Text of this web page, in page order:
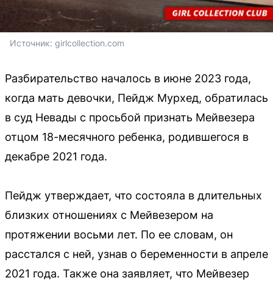
Источник: girlcollection.com
Разбирательство началось в июне 2023 года,
когда мать девочки, Пейдж Мурхед, обратилась
в суд Невады с просьбой признать Мейвезера
отцом 18-месячного ребенка, родившегося в
декабре 2021 года.
Пейдж утверждает, что состояла в длительных
близких отношениях с Мейвезером на
протяжении восьми лет. По ее словам, он
расстался с ней, узнав о беременности в апреле
2021 года. Также она заявляет, что Мейвезер